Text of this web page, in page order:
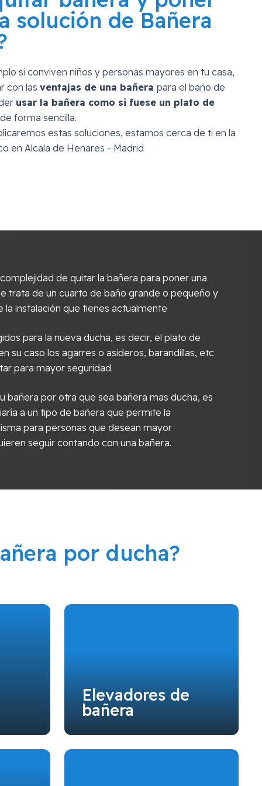
solución de Bañera
si conviven niños y personas mayores en tu casa,
con las ventajas de una bañera para el baño de
usar la bañera como si fuese un plato de
forma sencilla.
estas soluciones, estamos cerca de ti en la
en Alcala de Henares - Madrid
de quitar la bañera para poner una
trata de un cuarto de baño grande o pequeño y
la instalación que tienes actualmente
para la nueva ducha, es decir, el plato de
su caso los agarres o asideros, barandillas, etc
para mayor seguridad.
bañera por otra que sea bañera mas ducha, es
a un tipo de bañera que permite la
para personas que desean mayor
seguir contando con una bañera.
por ducha?
Elevadores de
bañera